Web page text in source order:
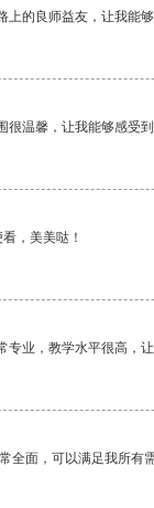
上的良师益友，让我能
很温馨，让我能够感受到
，美美哒！
专业，教学水平很高，
全面，可以满足我所有需